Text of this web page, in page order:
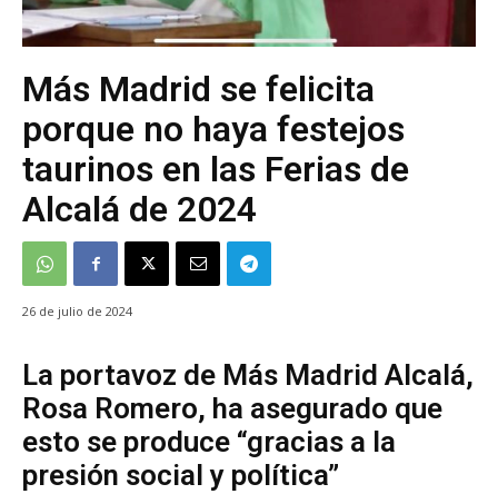
Más Madrid se felicita
porque no haya festejos
taurinos en las Ferias de
Alcalá de 2024
26 de julio de 2024
La portavoz de Más Madrid Alcalá,
Rosa Romero, ha asegurado que
esto se produce “gracias a la
presión social y política”